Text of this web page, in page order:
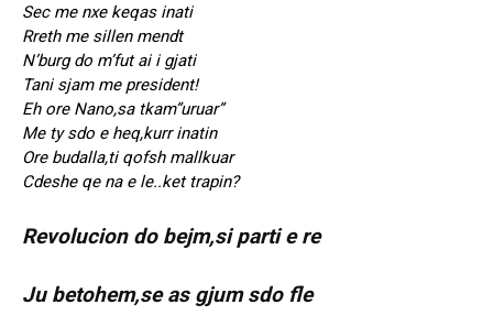
Sec me nxe keqas inati
Rreth me sillen mendt
N’burg do m’fut ai i gjati
Tani sjam me president!
Eh ore Nano,sa tkam”uruar”
Me ty sdo e heq,kurr inatin
Ore budalla,ti qofsh mallkuar
Cdeshe qe na e le..ket trapin?
Revolucion do bejm,si parti e re
Ju betohem,se as gjum sdo fle